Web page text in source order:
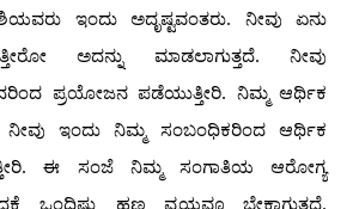
ಇಂದು ಅದೃಷ್ಟವಂತರು. ನೀವು ಏನು
ಅದನ್ನು ಮಾಡಲಾಗುತ್ತದೆ. ನೀವು
ಪ್ರಯೋಜನ ಪಡೆಯುತ್ತೀರಿ. ನಿಮ್ಮ ಆರ್ಥಿಕ
ನೀವು ಇಂದು ನಿಮ್ಮ ಸಂಬಂಧಿಕರಿಂದ ಆರ್ಥಿಕ
ಈ ಸಂಜೆ ನಿಮ್ಮ ಸಂಗಾತಿಯ ಆರೋಗ್ಯ
ಒಂದಿಷ್ಟು ಹಣ ವ್ಯಯವೂ ಬೇಕಾಗುತ್ತದೆ.